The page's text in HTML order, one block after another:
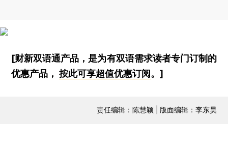
[财新双语通产品，是为有双语需求读者专门订制的
优惠产品，按此可享超值优惠订阅。]
责任编辑：陈慧颖 | 版面编辑：李东昊